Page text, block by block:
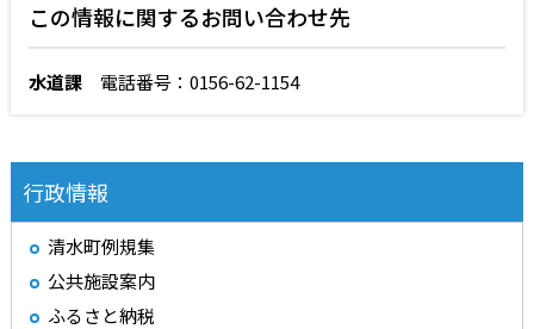
行政情報
清水町例規集
公共施設案内
ふるさと納税
この情報に関するお問い合わせ先
水道課電話番号：0156-62-1154